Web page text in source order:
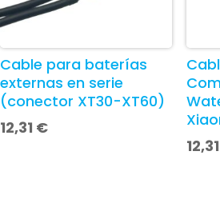
Cable para baterías
externas en serie
(conector XT30-XT60)
12,31 €
12,31